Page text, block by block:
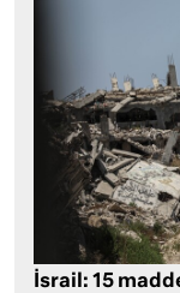
İsrail: 15